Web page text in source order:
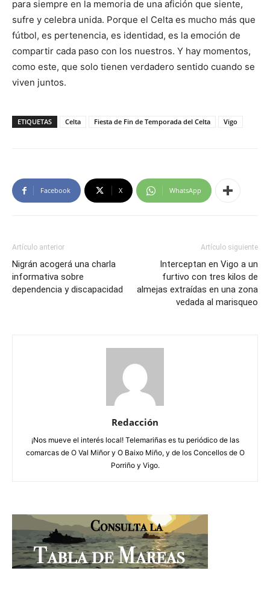
para siempre en la memoria de una afición que siente,
sufre y celebra unida. Porque el Celta es mucho más que
fútbol, es pertenencia, es identidad, es la emoción de
compartir cada paso con los nuestros. Y hay momentos,
como este, que solo tienen verdadero sentido cuando se
viven juntos.
ETIQUETAS Celta Fiesta de Fin de Temporada del Celta Vigo
Facebook X WhatsApp
Artículo anterior
Nigrán acogerá una charla
informativa sobre
dependencia y discapacidad
Artículo siguiente
Interceptan en Vigo a un
furtivo con tres kilos de
almejas extraídas en una zona
vedada al marisqueo
Redacción
¡Nos mueve el interés local! Telemariñas es tu periódico de las
comarcas de O Val Miñor y O Baixo Miño, y de los Concellos de O
Porriño y Vigo.